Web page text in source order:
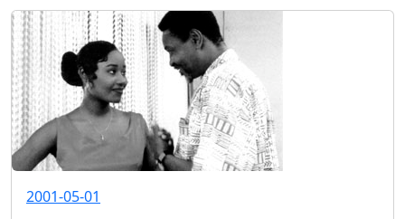
2001-05-01